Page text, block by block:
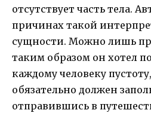
отсутствует часть тела.
причинах такой
сущности. Можно лишь
таким образом он хотел
каждому человеку
обязательно должен
отправившись в